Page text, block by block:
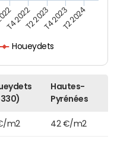
Houeydets
T4 2022T2 2023T4 2023T2 2024
Hautes-
Pyrénées
m2 42 €/m2